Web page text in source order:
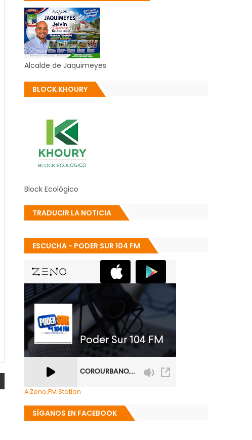
Alcalde de Jaquimeyes
BLOCK KHOURY
Block Ecológico
TRADUCIR LA NOTICIA
ESCUCHA - PODER SUR 104 FM
A Zeno.FM Station
SÍGANOS EN FACEBOOK